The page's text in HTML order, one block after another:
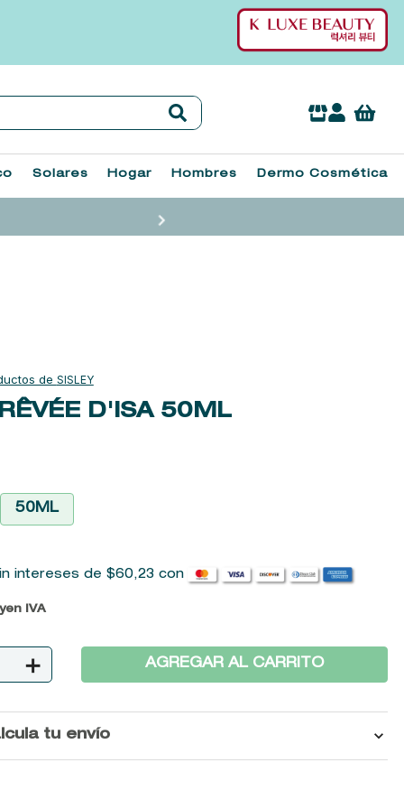
Solares Hogar Hombres Dermo Cosmética
SISLEY
D'ISA 50ML
50ML
intereses de $60,23con
IVA
＋ AGREGAR AL CARRITO
tu envío